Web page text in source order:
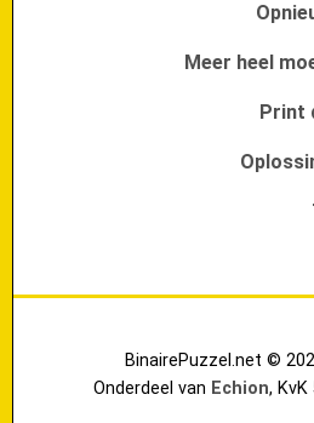
Meer heel
Print
BinairePuzzel.net ©
Onderdeel van Echion, KvK